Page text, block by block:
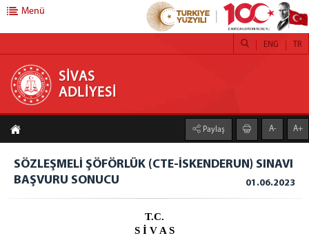
SİVAS ADLİYESİ
ADLİYEMİZ
SİVAS İDARE MAHKEMESİ BAŞKANLIĞI
DENETİMLİ SERBESTLİK MÜDÜRLÜĞÜ
Menü
SİVAS
ADLİYESİ
TR
ENG
Paylaş A- A+
SÖZLEŞMELİ ŞÖFÖRLÜK (CTE-İSKENDERUN) SINAVI
BAŞVURU SONUCU
01.06.2023
T.C.
S İ V A S